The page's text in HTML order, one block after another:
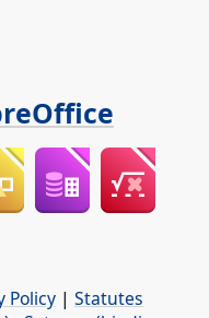
Policy | Statutes